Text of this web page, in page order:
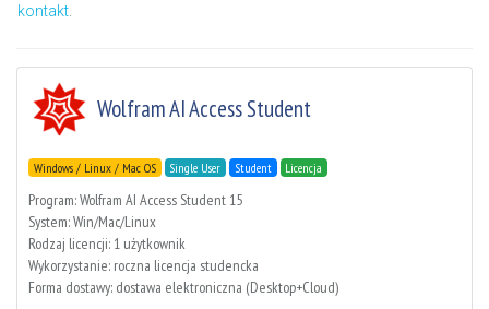
kontakt
Wolfram AI Access Student
Windows / Linux / Mac OS Single User Student Licencja
Program: Wolfram AI Access Student 15
System: Win/Mac/Linux
Rodzaj licencji: 1 użytkownik
Wykorzystanie: roczna licencja studencka
Forma dostawy: dostawa elektroniczna (Desktop+Cloud)